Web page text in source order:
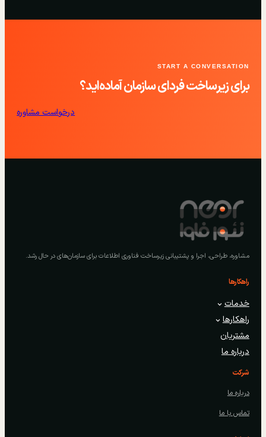
START A CONVERSATION
برای زیرساخت فردای سازمان آماده‌اید؟
درخواست مشاوره
مشاوره، طراحی، اجرا و پشتیبانی زیرساخت فناوری اطلاعات برای سازمان‌های در حال رشد.
راهکارها
خدمات
راهکارها
مشتریان
درباره ما
شرکت
درباره ما
تماس با ما